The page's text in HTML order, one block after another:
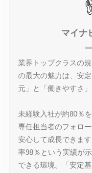
マイナ
業界トップクラスの
の最大の魅力は、安
元」と「働きやすさ」
未経験入社が約80％
専任担当者のフォロ
安心して成長できま
率98％という実績が
できる環境。「安定